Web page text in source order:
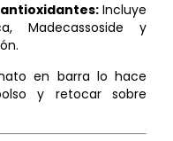
Incluye
Madecassoside y
en barra lo hace
y retocar sobre